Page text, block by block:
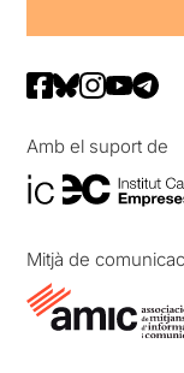
Amb el suport de
Mitjà de